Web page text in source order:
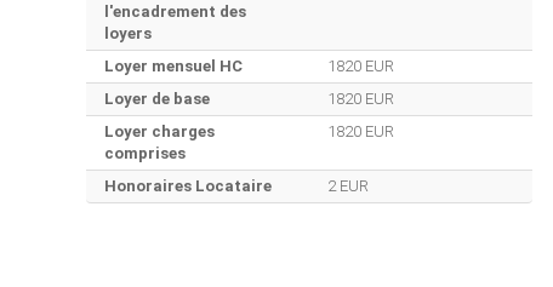
l'encadrement des
loyers
Loyer mensuel HC
1820 EUR
Loyer de base
1820 EUR
Loyer charges
comprises
1820 EUR
Honoraires Locataire 2 EUR